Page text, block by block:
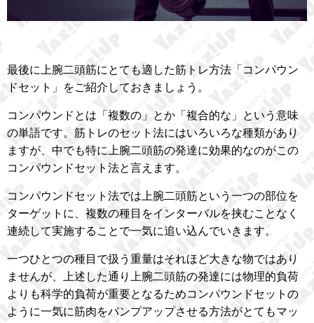
最後に上腕二頭筋にとても適した筋トレ方法「コンパウン
ドセット」をご紹介しておきましょう。
コンパウンドとは「複数の」とか「複合的な」という意味
の単語です。筋トレのセット法にはいろいろな種類があり
ますが、中でも特に上腕二頭筋の発達に効果的なのがこの
コンパウンドセット法と言えます。
コンパウンドセット法では上腕二頭筋という一つの部位を
ターゲットに、複数の種目をインターバルを挟むことなく
連続して実施することで一気に追い込んでいきます。
一つひとつの種目で扱う重量はそれほど大きな物ではあり
ませんが、上述した通り上腕二頭筋の発達には物理的負荷
よりも科学的負荷が重要となるためコンパウンドセットの
ように一気に筋肉をパンプアップさせる方法がとてもマッ